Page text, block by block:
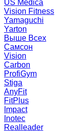
US Medica
Vision Fitness
Yamaguchi
Yarton
Выше Всех
Самсон
Vision
Carbon
ProfiGym
Stiga
AnyFit
FitPlus
Impact
Inotec
Realleader